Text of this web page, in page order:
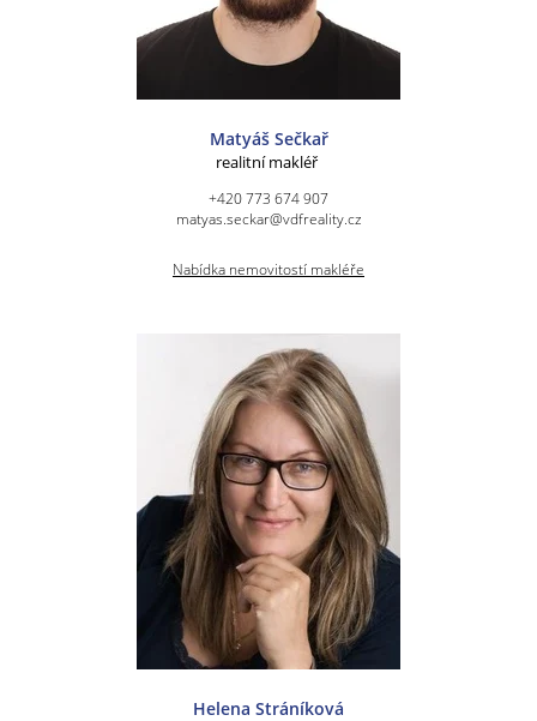
Matyáš Sečkař
realitní makléř
+420 773 674 907
matyas.seckar@vdfreality.cz
Nabídka nemovitostí makléře
Helena Stráníková